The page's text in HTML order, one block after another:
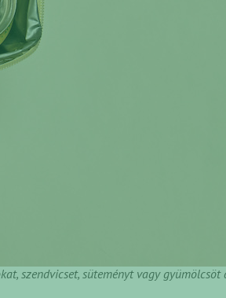
szendvicset, süteményt vagy gyümölcsöt